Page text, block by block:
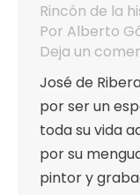
Rincón de la
Por Alberto
Deja un
José de
por ser un
toda su vida
por su
pintor y